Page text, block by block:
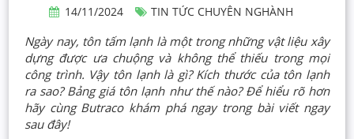
14/11/2024 TIN TỨC CHUYÊN NGHÀNH
Ngày nay, tôn tấm lạnh là một trong những vật liệu xây
dựng được ưa chuộng và không thể thiếu trong mọi
công trình. Vậy tôn lạnh là gì? Kích thước của tôn lạnh
ra sao? Bảng giá tôn lạnh như thế nào? Để hiểu rõ hơn
hãy cùng Butraco khám phá ngay trong bài viết ngay
sau đây!